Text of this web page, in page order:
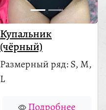
Купальник
(чёрный)
Размерный ряд: S, M,
L
Подробнее